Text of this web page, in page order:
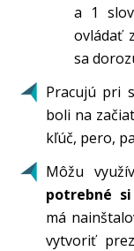
a 1
ovládať
sa
Pracujú pri
boli na
kľúč, pero,
Môžu
potrebné
má
vytvoriť